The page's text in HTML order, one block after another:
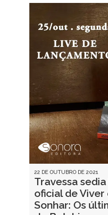
22 DE OUTUBRO DE 2021
Travessa
oficial de
Sonhar: Os